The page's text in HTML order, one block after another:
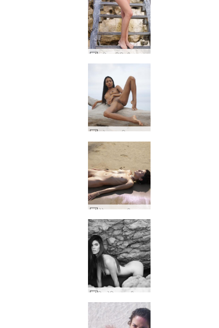
म्यूरियल बिकिनी सत्र #4
च्लोए स्वाभाविक रूप से नंगी #31
सेरेना एल भारतीय नग्न समुद्र तट #27